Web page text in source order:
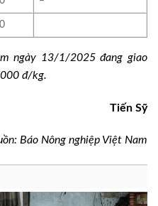
ngày 13/1/2025 đang giao
đ/kg.
Tiến Sỹ
Báo Nông nghiệp Việt Nam